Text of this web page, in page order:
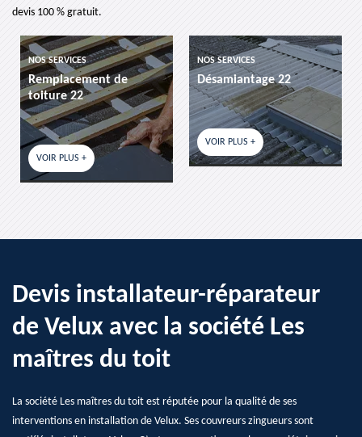
devis 100 % gratuit.
NOS SERVICES
Remplacement de
toiture 22
VOIR PLUS +
NOS SERVICES
Désamiantage 22
VOIR PLUS +
Devis installateur-réparateur
de Velux avec la société Les
maîtres du toit
La société Les maîtres du toit est réputée pour la qualité de ses
interventions en installation de Velux. Ses couvreurs zingueurs sont